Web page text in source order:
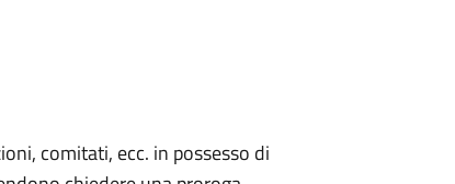
comitati, ecc. in possesso di